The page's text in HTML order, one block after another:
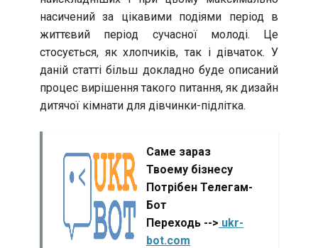
насичений за цікавими подіями період в
життєвий період сучасної молоді. Це
стосується, як хлопчиків, так і дівчаток. У
даній статті більш докладно буде описаний
процес вирішення такого питання, як дизайн
дитячої кімнати для дівчинки-підлітка.
Саме зараз
Твоему бізнесу
Потрібен Телегам-
Бот
Переходь --> ukr-
bot.com